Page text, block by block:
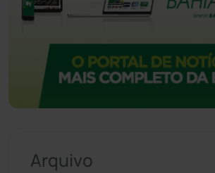
Arquivo